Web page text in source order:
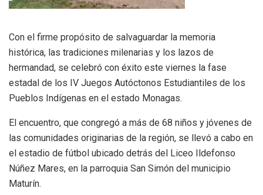
Con el firme propósito de salvaguardar la memoria
histórica, las tradiciones milenarias y los lazos de
hermandad, se celebró con éxito este viernes la fase
estadal de los IV Juegos Autóctonos Estudiantiles de los
Pueblos Indígenas en el estado Monagas.
El encuentro, que congregó a más de 68 niños y jóvenes de
las comunidades originarias de la región, se llevó a cabo en
el estadio de fútbol ubicado detrás del Liceo Ildefonso
Núñez Mares, en la parroquia San Simón del municipio
Maturín.